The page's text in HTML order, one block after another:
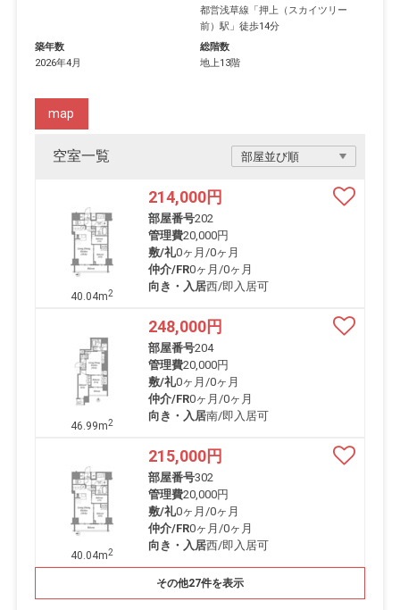
都営浅草線 「押上（スカイツリー
前）駅 」徒歩14分
築年数
2026年4月
総階数
地上13階
空室一覧
map
40.04m2
214,000円
部屋番号202
管理費20,000円
敷/礼0ヶ月 /0ヶ月
仲介/FR0ヶ月 /0ヶ月
向き・入居西/即入居可
46.99m2
248,000円
部屋番号204
管理費20,000円
敷/礼0ヶ月 /0ヶ月
仲介/FR0ヶ月 /0ヶ月
向き・入居南/即入居可
40.04m2
215,000円
部屋番号302
管理費20,000円
敷/礼0ヶ月 /0ヶ月
仲介/FR0ヶ月 /0ヶ月
向き・入居西/即入居可
その他27件を表示